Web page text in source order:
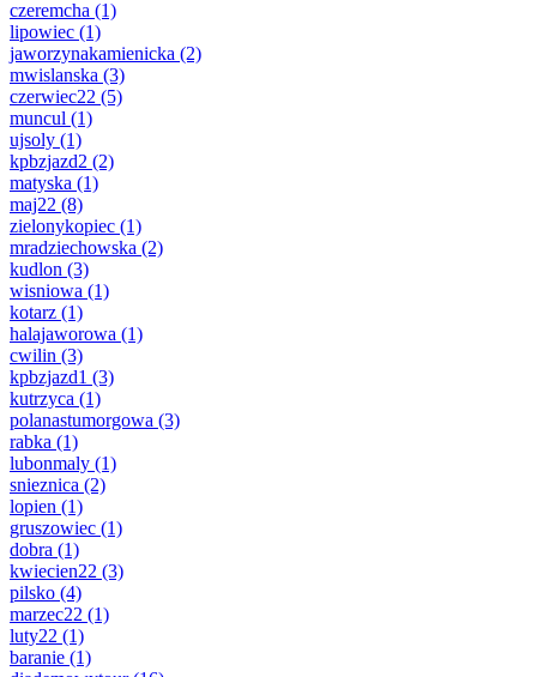
czeremcha (1)
lipowiec (1)
jaworzynakamienicka (2)
mwislanska (3)
czerwiec22 (5)
muncul (1)
ujsoly (1)
kpbzjazd2 (2)
matyska (1)
maj22 (8)
zielonykopiec (1)
mradziechowska (2)
kudlon (3)
wisniowa (1)
kotarz (1)
halajaworowa (1)
cwilin (3)
kpbzjazd1 (3)
kutrzyca (1)
polanastumorgowa (3)
rabka (1)
lubonmaly (1)
snieznica (2)
lopien (1)
gruszowiec (1)
dobra (1)
kwiecien22 (3)
pilsko (4)
marzec22 (1)
luty22 (1)
baranie (1)